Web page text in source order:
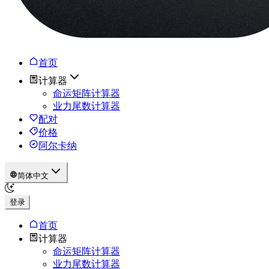
首页
计算器
命运矩阵计算器
业力尾数计算器
配对
价格
阿尔卡纳
简体中文
登录
首页
计算器
命运矩阵计算器
业力尾数计算器